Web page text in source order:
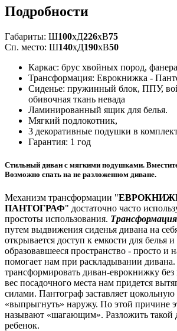
Подробности
Габариты: Ш100xД226xВ75
Сп. место: Ш140xД190xВ50
Каркас: брус хвойных пород, фанера
Трансформация: Еврокнижка -
Сиденье: пружинный блок, ППУ,
обивочная ткань невада
Ламинированный ящик для белья.
Мягкий подлокотник,
3 декоративные подушки в
Гарантия: 1 год
Стильный диван с мягкими подушками.
Возможно спать на не разложенном диване.
Механизм трансформации "
ПАНТОГРАФ" достаточно часто
простоты использования.
путем выдвижения сиденья дивана на
открывается доступ к емкости для белья
образовавшееся пространство - просто и
помогает нам при раскладывании
трансформировать диван-еврокнижку без
вес посадочного места нам придется
силами. Пантограф заставляет
«выпрыгнуть» наружу. По этой причине
называют «шагающим». Разложить такой
ребенок.